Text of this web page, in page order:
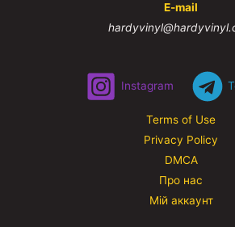
E-mail
Instagram
Terms of Use
Privacy Policy
DMCA
Про нас
Мій аккаунт